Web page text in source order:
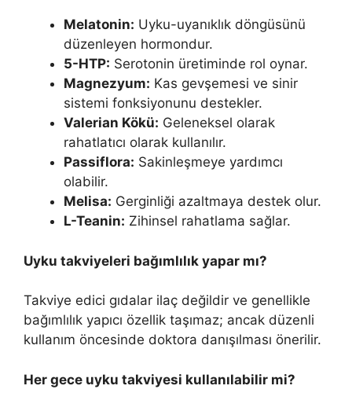
Melatonin: Uyku-uyanıklık döngüsünü
düzenleyen hormondur.
5-HTP: Serotonin üretiminde rol oynar.
Magnezyum: Kas gevşemesi ve sinir
sistemi fonksiyonunu destekler.
Valerian Kökü: Geleneksel olarak
rahatlatıcı olarak kullanılır.
Passiflora: Sakinleşmeye yardımcı
olabilir.
Melisa: Gerginliği azaltmaya destek olur.
L-Teanin: Zihinsel rahatlama sağlar.
Uyku takviyeleri bağımlılık yapar mı?
Takviye edici gıdalar ilaç değildir ve genellikle
bağımlılık yapıcı özellik taşımaz; ancak düzenli
kullanım öncesinde doktora danışılması önerilir.
Her gece uyku takviyesi kullanılabilir mi?